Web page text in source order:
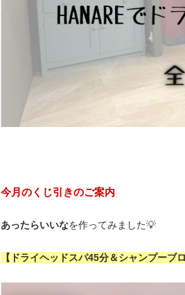
今月のくじ引きのご案内
あったらいいなを作ってみました💡
【ドライヘッドスパ45分＆シャンプーブロ